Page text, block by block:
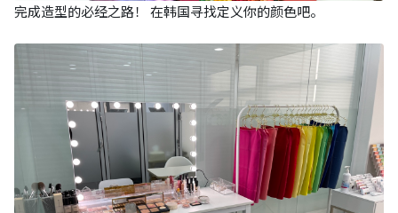
完成造型的必经之路！ 在韩国寻找定义你的颜色吧。